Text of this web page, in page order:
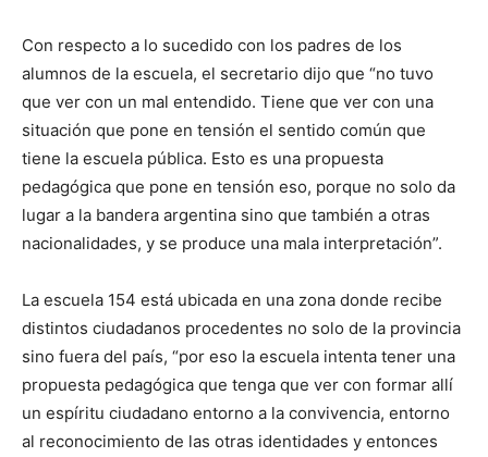
Con respecto a lo sucedido con los padres de los
alumnos de la escuela, el secretario dijo que “no tuvo
que ver con un mal entendido. Tiene que ver con una
situación que pone en tensión el sentido común que
tiene la escuela pública. Esto es una propuesta
pedagógica que pone en tensión eso, porque no solo da
lugar a la bandera argentina sino que también a otras
nacionalidades, y se produce una mala interpretación”.
La escuela 154 está ubicada en una zona donde recibe
distintos ciudadanos procedentes no solo de la provincia
sino fuera del país, “por eso la escuela intenta tener una
propuesta pedagógica que tenga que ver con formar allí
un espíritu ciudadano entorno a la convivencia, entorno
al reconocimiento de las otras identidades y entonces